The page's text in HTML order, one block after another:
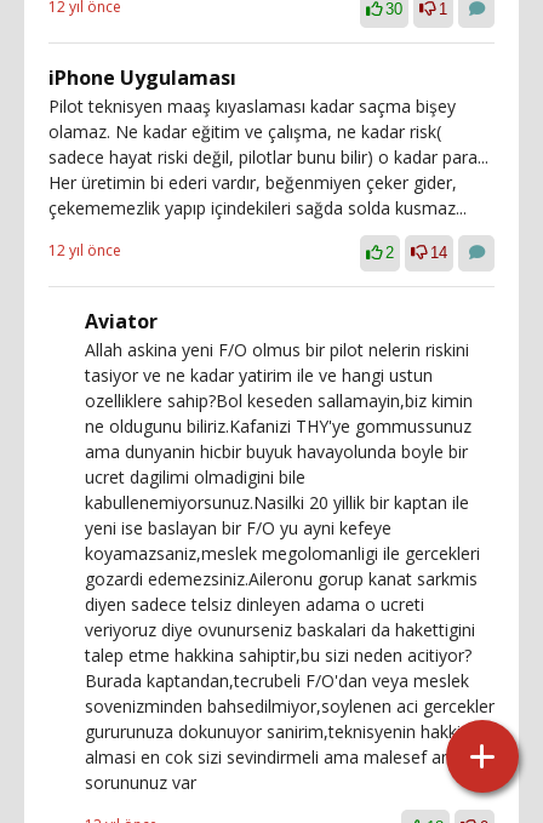
12 yıl önce 30 1
iPhone Uygulaması
Pilot teknisyen maaş kıyaslaması kadar saçma bişey
olamaz. Ne kadar eğitim ve çalışma, ne kadar risk(
sadece hayat riski değil, pilotlar bunu bilir) o kadar para...
Her üretimin bi ederi vardır, beğenmiyen çeker gider,
çekememezlik yapıp içindekileri sağda solda kusmaz...
12 yıl önce 2 14
Aviator
Allah askina yeni F/O olmus bir pilot nelerin riskini
tasiyor ve ne kadar yatirim ile ve hangi ustun
ozelliklere sahip?Bol keseden sallamayin,biz kimin
ne oldugunu biliriz.Kafanizi THY'ye gommussunuz
ama dunyanin hicbir buyuk havayolunda boyle bir
ucret dagilimi olmadigini bile
kabullenemiyorsunuz.Nasilki 20 yillik bir kaptan ile
yeni ise baslayan bir F/O yu ayni kefeye
koyamazsaniz,meslek megolomanligi ile gercekleri
gozardi edemezsiniz.Aileronu gorup kanat sarkmis
diyen sadece telsiz dinleyen adama o ucreti
veriyoruz diye ovunurseniz baskalari da hakettigini
talep etme hakkina sahiptir,bu sizi neden acitiyor?
Burada kaptandan,tecrubeli F/O'dan veya meslek
sovenizminden bahsedilmiyor,soylenen aci gercekler
gururunuza dokunuyor sanirim,teknisyenin hakkini
almasi en cok sizi sevindirmeli ama malesef anlama
sorununuz var